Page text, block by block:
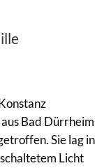
Bad Dürrheim
Sie lag in
Licht